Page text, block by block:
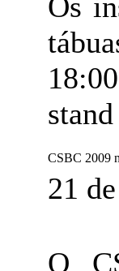
CSBC 2009
21
O